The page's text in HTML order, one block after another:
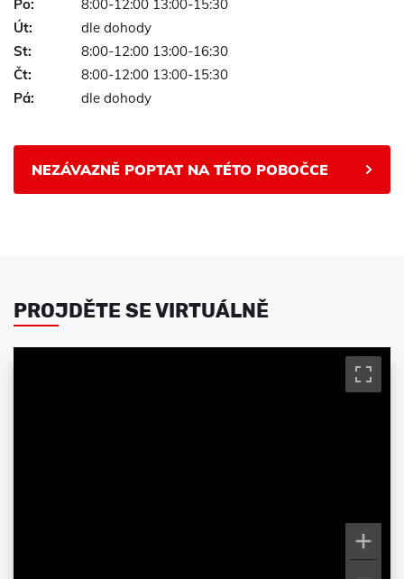
Po:
8:00-12:00 13:00-15:30
Út:
dle dohody
St:
8:00-12:00 13:00-16:30
Čt:
8:00-12:00 13:00-15:30
Pá:
dle dohody
NEZÁVAZNĚ POPTAT NA TÉTO POBOČCE
PROJDĚTE SE VIRTUÁLNĚ